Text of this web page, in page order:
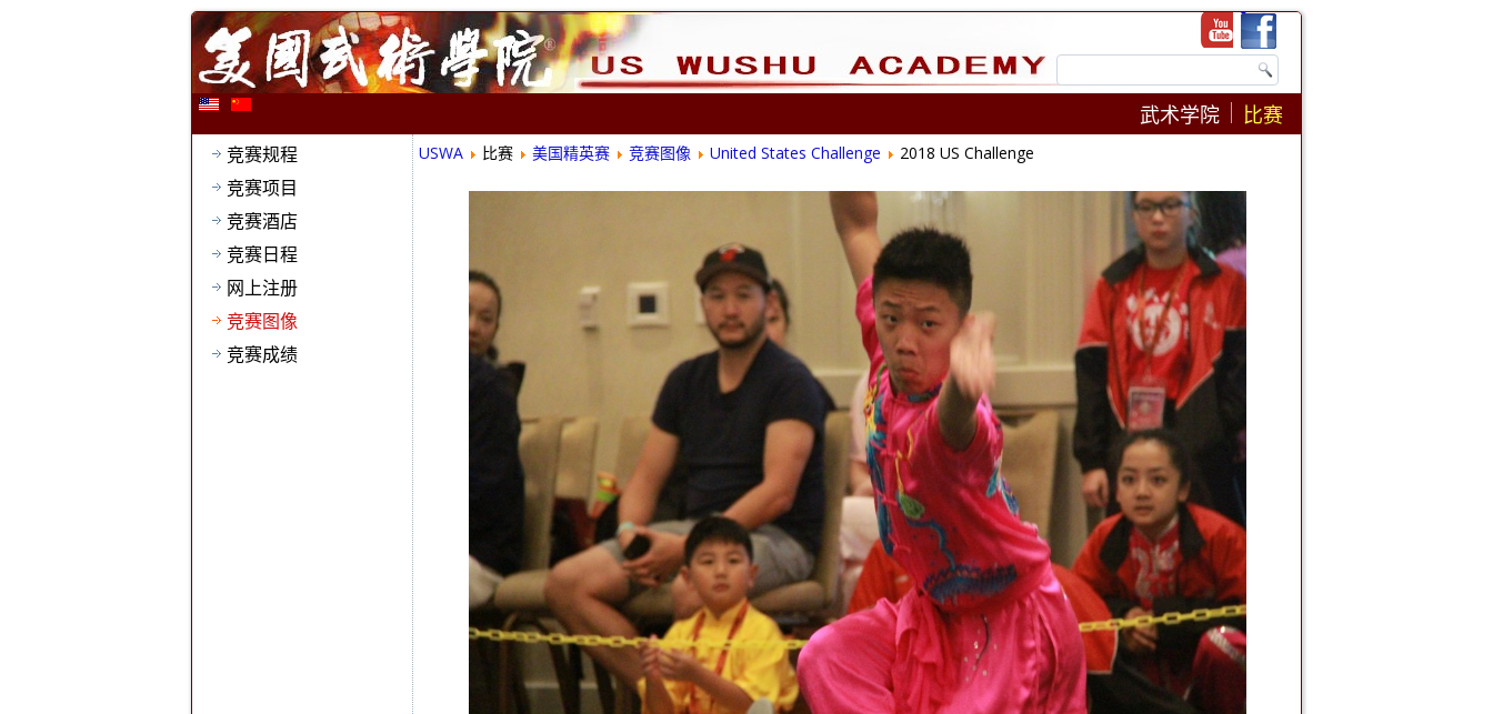
武术学院 比赛
竞赛规程
竞赛项目
竞赛酒店
竞赛日程
网上注册
竞赛图像
竞赛成绩
USWA 比赛 美国精英赛 竞赛图像 United States Challenge 2018 US Challenge